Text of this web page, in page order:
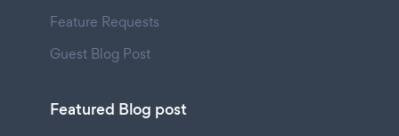
Feature Requests
Guest Blog Post
Featured Blog post